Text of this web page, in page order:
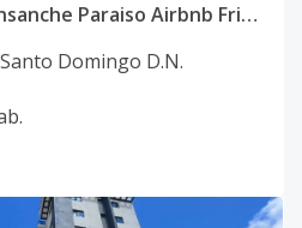
Aptos De 1 y 2 Hab Ensanche Paraiso Airbnb Friendly
Santo Domingo D.N.